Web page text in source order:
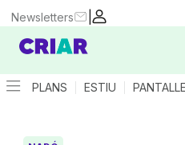
|
Newsletters
PLANS ESTIU